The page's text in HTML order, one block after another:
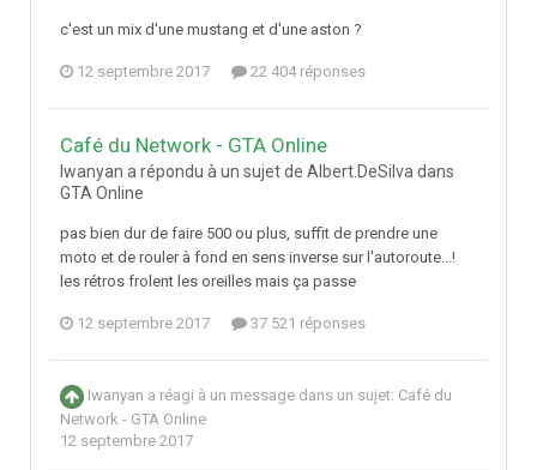
c'est un mix d'une mustang et d'une aston ?
12 septembre 2017 22 404 réponses
Café du Network - GTA Online
Iwanyan a répondu à un sujet de Albert.DeSilva dans
GTA Online
pas bien dur de faire 500 ou plus, suffit de prendre une
moto et de rouler à fond en sens inverse sur l'autoroute...!
les rétros frolent les oreilles mais ça passe
12 septembre 2017 37 521 réponses
Iwanyan a réagi à un message dans un sujet: Café du
Network - GTA Online
12 septembre 2017